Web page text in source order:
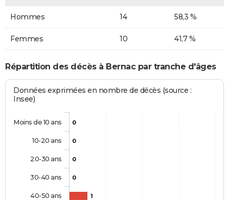
Hommes 14 58,3 %
Femmes 10 41,7 %
Répartition des décès à Bernac par tranche d'âges
Données exprimées en nombre de décès (source :
Insee)
0
0
0
0
1
Moins de 10 ans
10-20 ans
20-30 ans
30-40 ans
40-50 ans